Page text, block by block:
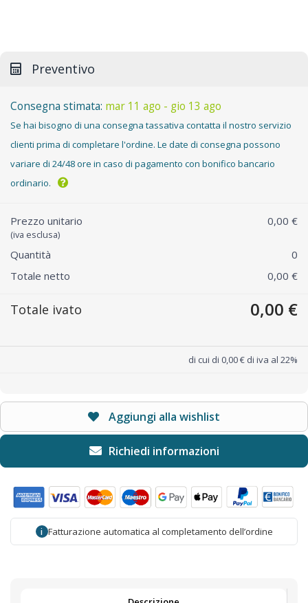
Preventivo
Consegna stimata: mar 11 ago - gio 13 ago
Se hai bisogno di una consegna tassativa contatta il nostro servizio
clienti prima di completare l'ordine. Le date di consegna possono
variare di 24/48 ore in caso di pagamento con bonifico bancario
ordinario.
Prezzo unitario
(iva esclusa)
0,00 €
Quantità
0
Totale netto
0,00 €
Totale ivato 0,00 €
di cui di 0,00 € di iva al 22%
Aggiungi alla wishlist
i Fatturazione automatica al completamento dell’ordine